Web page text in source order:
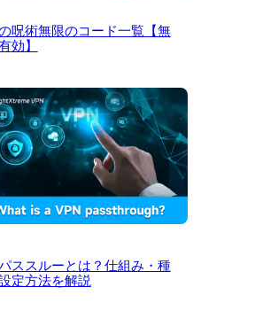
呪術無限のコード一覧【無
効】
ススルーとは？仕組み・種
定方法を解説